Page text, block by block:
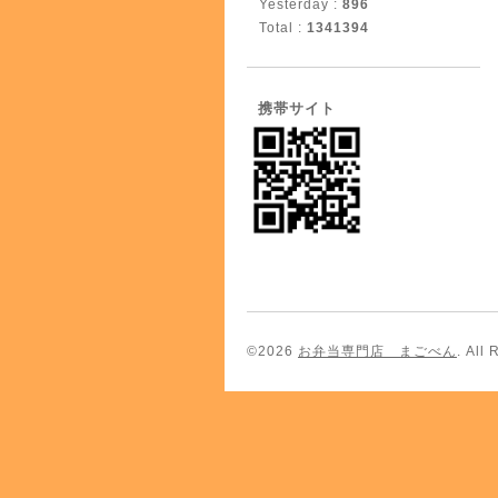
Yesterday : 896
Total : 1341394
携帯サイト
©2026 お弁当専門店 まごべん . All